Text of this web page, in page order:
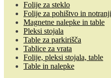
Folije za steklo
Folije za pohištvo in
Magnetne nalepke in table
Pleksi stojala
Table za parkirišča
Tablice za vrata
Folije, pleksi stojala, table
Table in nalepke